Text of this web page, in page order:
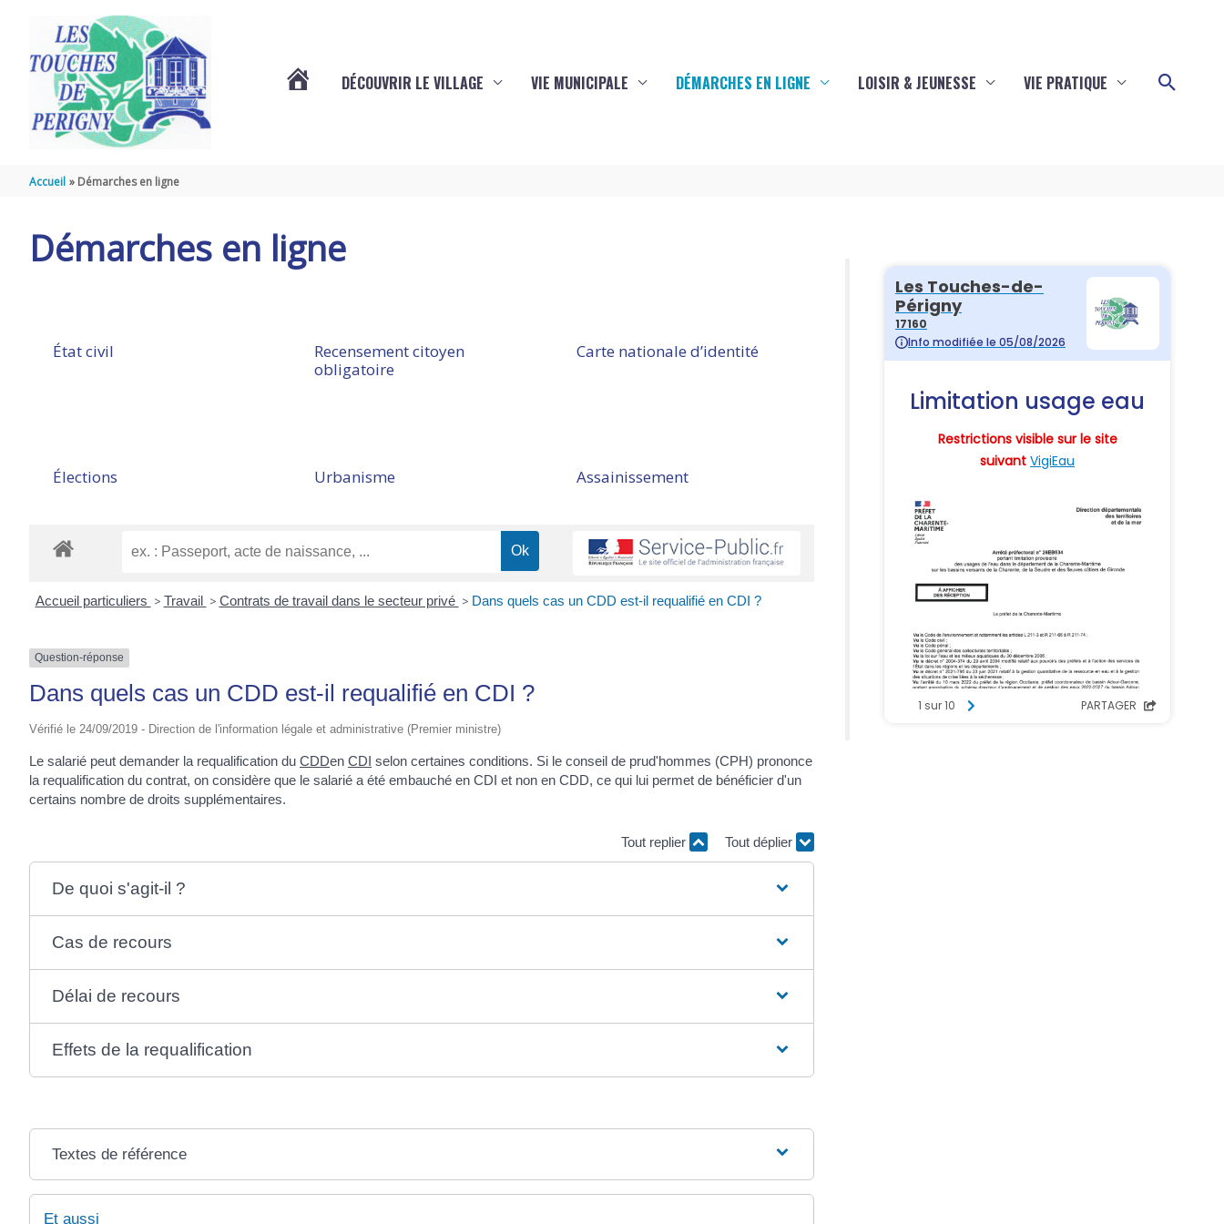
DÉCOUVRIR LE VILLAGE VIE MUNICIPALE DÉMARCHES EN LIGNE LOISIR & JEUNESSE VIE PRATIQUE
Accueil Démarches en ligne
Démarches en ligne
État civil
Recensement citoyen
obligatoire
Carte nationale d’identité
Élections Urbanisme Assainissement
Accueil particuliers > Travail > Contrats de travail dans le secteur privé > Dans quels cas un CDD est-il requalifié en CDI ?
Question-réponse
Dans quels cas un CDD est-il requalifié en CDI ?
Vérifié le 24/09/2019 - Direction de l'information légale et administrative (Premier ministre)
Le salarié peut demander la requalification du CDDen CDI selon certaines conditions. Si le conseil de prud'hommes (CPH) prononce
la requalification du contrat, on considère que le salarié a été embauché en CDI et non en CDD, ce qui lui permet de bénéficier d'un
certains nombre de droits supplémentaires.
Tout replier Tout déplier
De quoi s'agit-il ?
Cas de recours
Délai de recours
Effets de la requalification
Textes de référence
Et aussi